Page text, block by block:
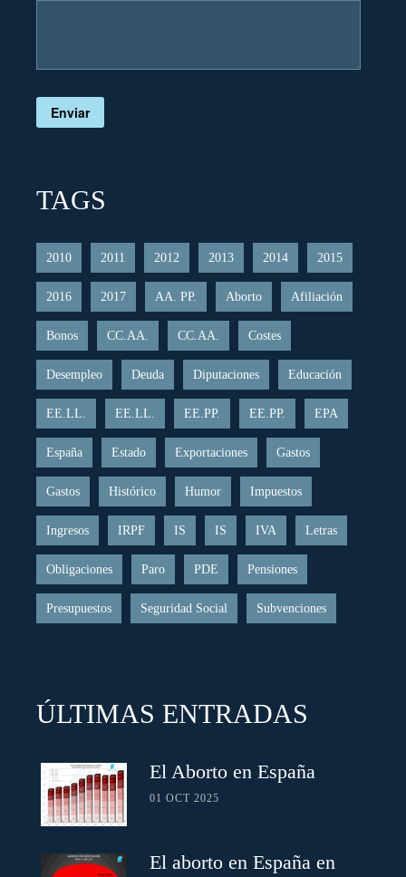
Enviar
TAGS
2010 2011 2012 2013 2014 2015
2016 2017 AA. PP. Aborto Afiliación
Bonos CC.AA. CC.AA. Costes
Desempleo Deuda Diputaciones Educación
EE.LL. EE.LL. EE.PP. EE.PP. EPA
España Estado Exportaciones Gastos
Gastos Histórico Humor Impuestos
Ingresos IRPF IS IS IVA Letras
Obligaciones Paro PDE Pensiones
Presupuestos Seguridad Social Subvenciones
ÚLTIMAS ENTRADAS
El Aborto en España
01 OCT 2025
El aborto en España en